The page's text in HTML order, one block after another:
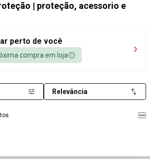
| proteção, acessorio e
perto de você
compra em loja
Relevância